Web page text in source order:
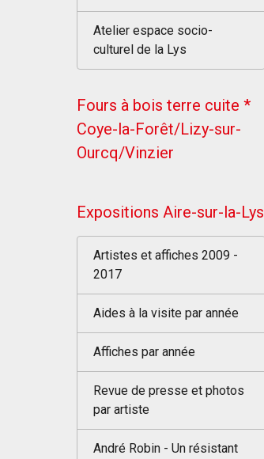
Atelier espace socio-
culturel de la Lys
Fours à bois terre cuite *
Coye-la-Forêt/Lizy-sur-
Ourcq/Vinzier
Expositions Aire-sur-la-Lys
Artistes et affiches 2009 -
2017
Aides à la visite par année
Affiches par année
Revue de presse et photos
par artiste
André Robin - Un résistant